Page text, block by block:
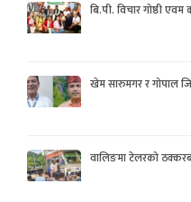
बि.पी. विचार गोष्ठी
खेम सारुमगर र गोपाल
वालिङमा टेलरको